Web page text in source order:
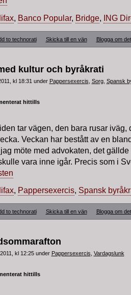
, Banco Popular, Bridge, ING
to technorati Skicka till en vän Blogga om det
kultur och byråkrati
kl 18:31 under Pappersexercis Sorg, Spansk
hittills
tar vägen, den bara rusar iväg,
Veckan har bestått av en
möte med advokaten, det
vara inne igår. Precis som i
, Pappersexercis, Spansk
to technorati Skicka till en vän Blogga om det
kl 12:25 under Pappersexercis Vardagslunk
hittills